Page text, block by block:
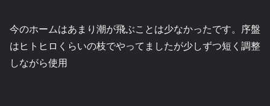
今のホームはあまり潮が飛ぶことは少なかったです。序盤
はヒトヒロくらいの枝でやってましたが少しずつ短く調整
しながら使用